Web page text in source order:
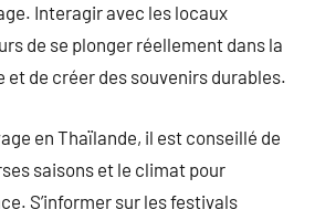
Interagir avec les locaux
de se plonger réellement dans la
de créer des souvenirs durables.
en Thaïlande, il est conseillé de
saisons et le climat pour
S’informer sur les festivals